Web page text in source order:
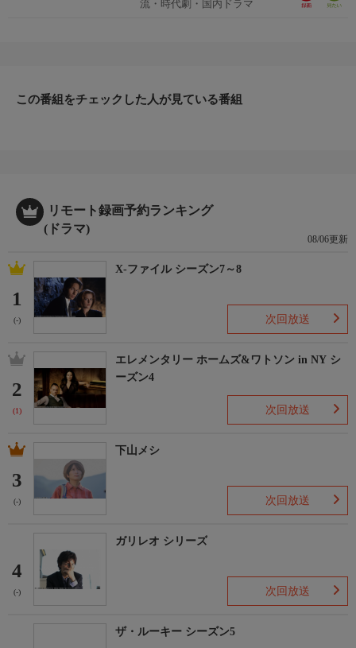
流・時代劇・国内ドラマ
この番組をチェックした人が見ている番組
リモート録画予約ランキング
(ドラマ)
08/06更新
1
(-)
X-ファイル シーズン7～8
次回放送
2
(1)
エレメンタリー ホームズ&ワトソン in NY シ
ーズン4
次回放送
3
(-)
下山メシ
次回放送
4
(-)
ガリレオ シリーズ
次回放送
ザ・ルーキー シーズン5